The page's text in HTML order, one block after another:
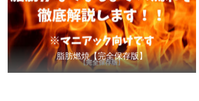
脂肪燃焼【完全保存版】